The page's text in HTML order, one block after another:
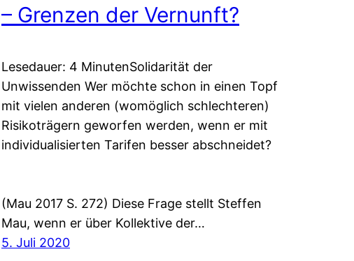
– Grenzen der Vernunft?
Lesedauer: 4 MinutenSolidarität der
Unwissenden Wer möchte schon in einen Topf
mit vielen anderen (womöglich schlechteren)
Risikoträgern geworfen werden, wenn er mit
individualisierten Tarifen besser abschneidet?
(Mau 2017 S. 272) Diese Frage stellt Steffen
Mau, wenn er über Kollektive der…
5. Juli 2020